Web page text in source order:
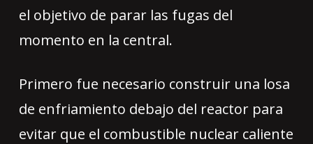
el objetivo de parar las fugas del
momento en la central.
Primero fue necesario construir una losa
de enfriamiento debajo del reactor para
evitar que el combustible nuclear caliente